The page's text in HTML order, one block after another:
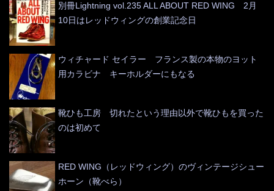
別冊Lightning vol.235 ALL ABOUT RED WING 2月
10日はレッドウィングの創業記念日
ウィチャード セイラー フランス製の本物のヨット
用カラビナ キーホルダーにもなる
靴ひも工房 切れたという理由以外で靴ひもを買った
のは初めて
RED WING（レッドウィング）のヴィンテージシュー
ホーン（靴べら）